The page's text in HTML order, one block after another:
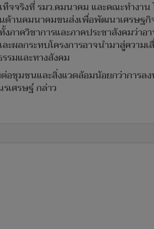
จจริงที่ รมว.คมนาคม และคณะทำงาน
านคมนาคมขนส่งเพื่อพัฒนาเศรษฐกิ
ควิชาการและภาคประชาสังคมว่าอา
ผลกระทบโครงการอาจนำมาสู่ความเ
มและทางสังคม
อชุมชนและสิ่งแวดล้อมน้อยกว่าการล
เศรษฐ์ กล่าว